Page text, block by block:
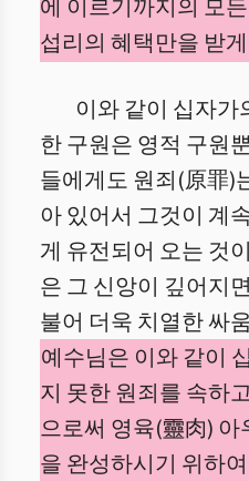
에 이르기까지의 모
섭리의 혜택만을 받
이와 같이 십자가
한 구원은 영적 구원
들에게도 원죄(原罪)
아 있어서 그것이 계
게 유전되어 오는 것
은 그 신앙이 깊어지
불어 더욱 치열한 싸
예수님은 이와 같이
지 못한 원죄를 속하
으로써 영육(靈肉)
을 완성하시기 위하